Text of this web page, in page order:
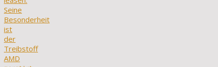
Seine
Besonderheit
ist
der
Treibstoff
AMD